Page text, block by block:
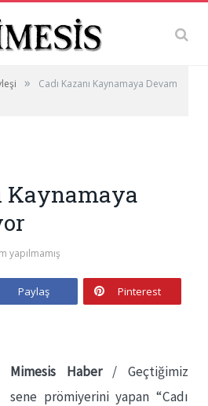
»
Cadı Kazanı Kaynamaya Devam
Kaynamaya
yapılmamış
Paylaş Pinterest
Mimesis Haber/ Geçtiğimiz
sene prömiyerini yapan “Cadı